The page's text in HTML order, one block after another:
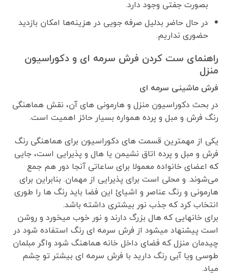
بصورت جفتی وجود دارد.
در حال حاضر بدلیل صرفه جویی در هزینه‌ها امکان بازدید
حضوری نداریم.
راهنمای ست کردن فرش سرمه ای و دکوراسیون
منزل
فرش ماشینی سرمه ای
در بحث دکوراسیون منزل و هارمونی های آن، نقش هماهنگی
رنگ فرش و مبل و پرده همواره بسیار حائز اهمیت است.
یکی از مهمترین قسمت های دکوراسیون برای هماهنگی رنگ
فرش و مبل و پرده اتاق نشیمن یا هال و پذیرایی است، جایی
که اعضای خانواده معمولا برای ساعاتی آنجا دور هم جمع
می‌شوند. و محلی است برای پذیرایی از مهمان. بنابراین برای
هارمونی و رنگ عناصر و اشیائ این فضا باید رنگ ها را طوری
انتخاب کرد که جذب نور بیشتری داشته باشد.
برای خانهایی که هال بزرگ دارند و نور خوب میخورد و روشن
است پیشنهاد میشود از فرش سرمه ای رنگ استفاده شود در
چیدمان منزل که فضای داخل خانه هماهنگ شود واگر مبلمان
طوسی ویا آبی رنگ دارید با فرش سرمه ای بیشتر تو چشم
میاد.